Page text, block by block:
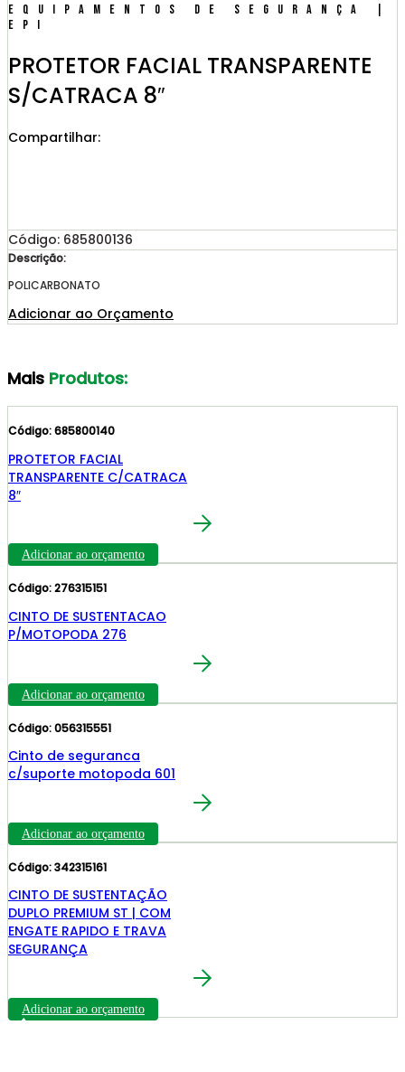
Equipamentos de Segurança |
EPI
PROTETOR FACIAL TRANSPARENTE
S/CATRACA 8″
Compartilhar:
Código: 685800136
Descrição:
POLICARBONATO
Adicionar ao Orçamento
Mais Produtos:
Código: 685800140
PROTETOR FACIAL
TRANSPARENTE C/CATRACA
8″
Adicionar ao orçamento
Código: 276315151
CINTO DE SUSTENTACAO
P/MOTOPODA 276
Adicionar ao orçamento
Código: 056315551
Cinto de seguranca
c/suporte motopoda 601
Adicionar ao orçamento
Código: 342315161
CINTO DE SUSTENTAÇÃO
DUPLO PREMIUM ST | COM
ENGATE RAPIDO E TRAVA
SEGURANÇA
Adicionar ao orçamento